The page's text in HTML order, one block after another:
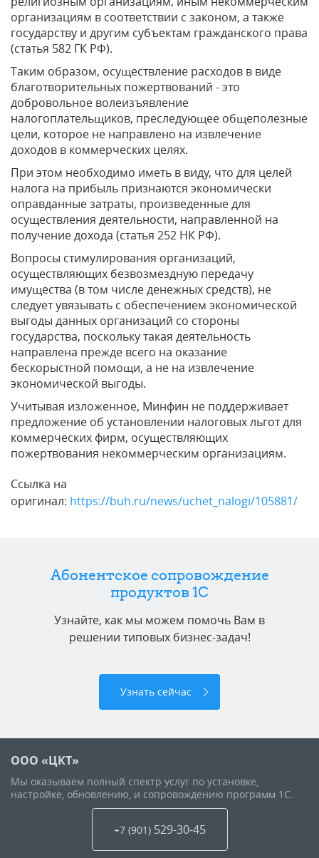
организациям в соответствии с законом, а также
государству и другим субъектам гражданского права
(статья 582 ГК РФ).
Таким образом, осуществление расходов в виде
благотворительных пожертвований - это
добровольное волеизъявление
налогоплательщиков, преследующее общеполезные
цели, которое не направлено на извлечение
доходов в коммерческих целях.
При этом необходимо иметь в виду, что для целей
налога на прибыль признаются экономически
оправданные затраты, произведенные для
осуществления деятельности, направленной на
получение дохода (статья 252 НК РФ).
Вопросы стимулирования организаций,
осуществляющих безвозмездную передачу
имущества (в том числе денежных средств), не
следует увязывать с обеспечением экономической
выгоды данных организаций со стороны
государства, поскольку такая деятельность
направлена прежде всего на оказание
бескорыстной помощи, а не на извлечение
экономической выгоды.
Учитывая изложенное, Минфин не поддерживает
предложение об установлении налоговых льгот для
коммерческих фирм, осуществляющих
пожертвования некоммерческим организациям.
Ссылка на
оригинал: https://buh.ru/news/uchet_nalogi/105881/
Абонентское сопровождение
продуктов 1C
Узнайте, как мы можем помочь Вам в
решении типовых бизнес-задач!
Узнать сейчас
ООО «ЦКТ»
Мы оказываем полный спектр услуг по установке,
настройке, обновлению, и сопровождению программ 1С.
+7 (901) 529-30-45